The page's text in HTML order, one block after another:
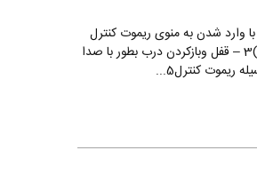
عملکردها با وارد شدن به منوی ریموت کنترل
تصویری2 – برد بسیاربالا ( حدود 800 تا 1000 متر )3 – قفل وبازکردن درب بطور با صدا